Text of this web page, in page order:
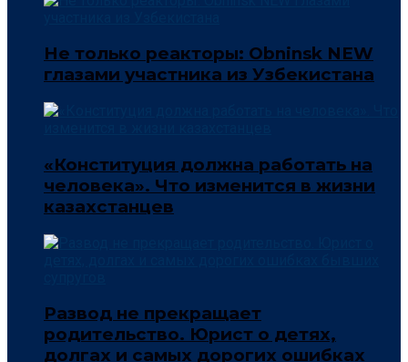
Не только реакторы: Obninsk NEW
глазами участника из Узбекистана
«Конституция должна работать на
человека». Что изменится в жизни
казахстанцев
Развод не прекращает
родительство. Юрист о детях,
долгах и самых дорогих ошибках